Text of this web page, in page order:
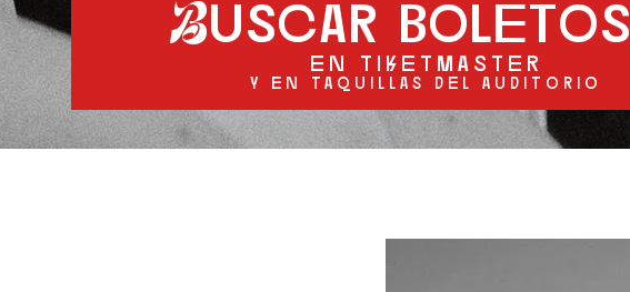
Buscar boletos
en tiketmaster
y en taquillas del auditorio